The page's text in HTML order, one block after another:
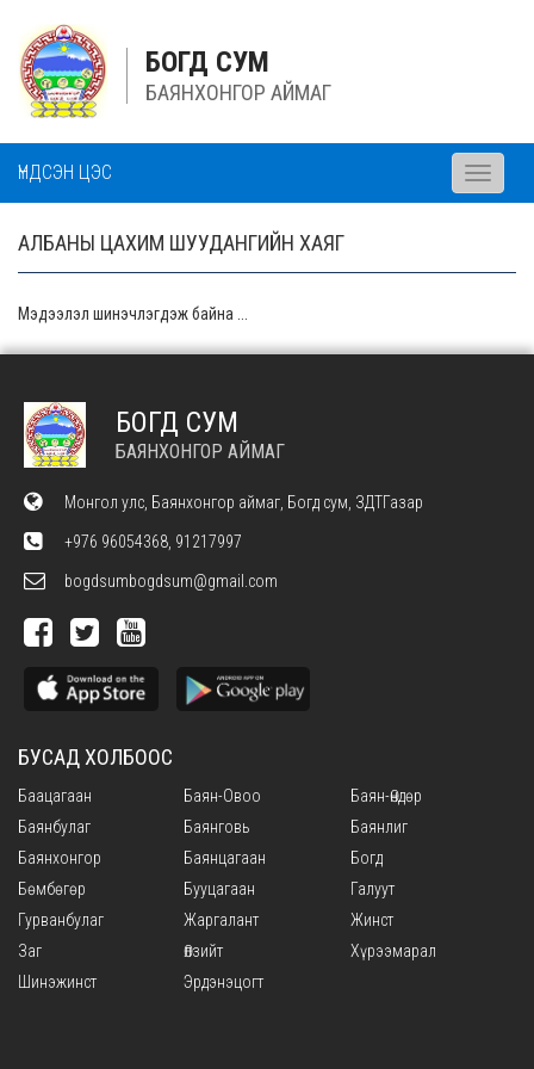
БОГД СУМ
БАЯНХОНГОР АЙМАГ
ҮНДСЭН ЦЭС
Toggle
АЛБАНЫ ЦАХИМ ШУУДАНГИЙН ХАЯГ
Мэдээлэл шинэчлэгдэж байна ...
БОГД СУМ
БАЯНХОНГОР АЙМАГ
Монгол улс, Баянхонгор аймаг, Богд сум, ЗДТГазар
+976 96054368, 91217997
bogdsumbogdsum@gmail.com
БУСАД ХОЛБООС
Баацагаан Баян-Овоо
Баян-Өндөр
Баянбулаг
Баянговь
Баянлиг
Баянхонгор
Баянцагаан
Богд
Бөмбөгөр
Бууцагаан
Галуут
Гурванбулаг
Жаргалант
Жинст
Заг
Өлзийт
Хүрээмарал
Шинэжинст
Эрдэнэцогт